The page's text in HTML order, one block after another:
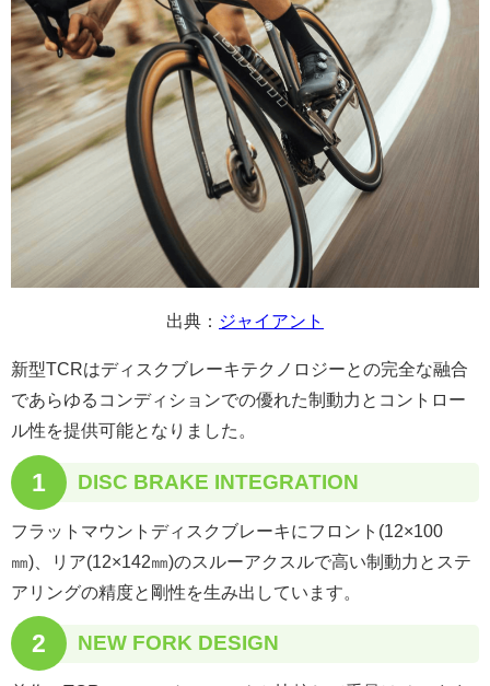
出典： ジャイアント
新型TCRはディスクブレーキテクノロジーとの完全な融合
であらゆるコンディションでの優れた制動力とコントロー
ル性を提供可能となりました。
1 DISC BRAKE INTEGRATION
フラットマウントディスクブレーキにフロント(12×100
㎜)、リア(12×142㎜)のスルーアクスルで高い制動力とステ
アリングの精度と剛性を生み出しています。
2 NEW FORK DESIGN